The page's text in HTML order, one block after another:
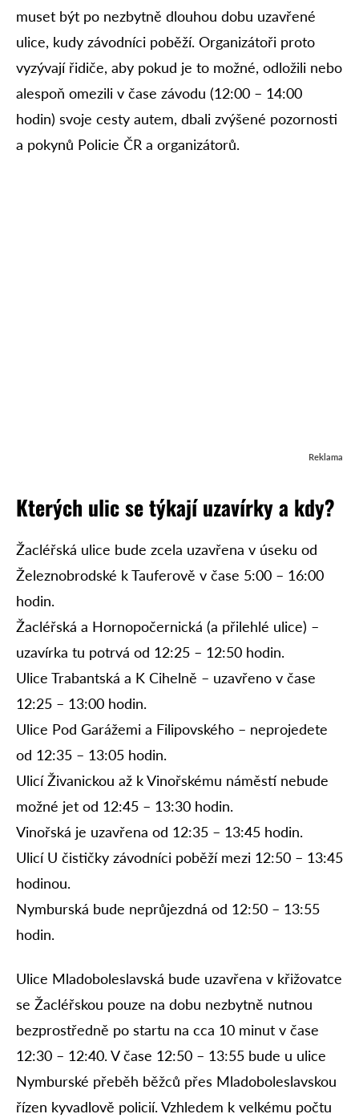
muset být po nezbytně dlouhou dobu uzavřené
ulice, kudy závodníci poběží. Organizátoři proto
vyzývají řidiče, aby pokud je to možné, odložili nebo
alespoň omezili v čase závodu (12:00 – 14:00
hodin) svoje cesty autem, dbali zvýšené pozornosti
a pokynů Policie ČR a organizátorů.
Reklama
Kterých ulic se týkají uzavírky a kdy?
Žacléřská ulice bude zcela uzavřena v úseku od
Železnobrodské k Tauferově v čase 5:00 – 16:00
hodin.
Žacléřská a Hornopočernická (a přilehlé ulice) –
uzavírka tu potrvá od 12:25 – 12:50 hodin.
Ulice Trabantská a K Cihelně – uzavřeno v čase
12:25 – 13:00 hodin.
Ulice Pod Garážemi a Filipovského – neprojedete
od 12:35 – 13:05 hodin.
Ulicí Živanickou až k Vinořskému náměstí nebude
možné jet od 12:45 – 13:30 hodin.
Vinořská je uzavřena od 12:35 – 13:45 hodin.
Ulicí U čističky závodníci poběží mezi 12:50 – 13:45
hodinou.
Nymburská bude neprůjezdná od 12:50 – 13:55
hodin.
Ulice Mladoboleslavská bude uzavřena v křižovatce
se Žacléřskou pouze na dobu nezbytně nutnou
bezprostředně po startu na cca 10 minut v čase
12:30 – 12:40. V čase 12:50 – 13:55 bude u ulice
Nymburské přeběh běžců přes Mladoboleslavskou
řízen kyvadlově policií. Vzhledem k velkému počtu